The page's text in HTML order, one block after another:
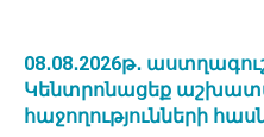
08․08․2026թ․
Կենտրոնացեք
հաջողությունների